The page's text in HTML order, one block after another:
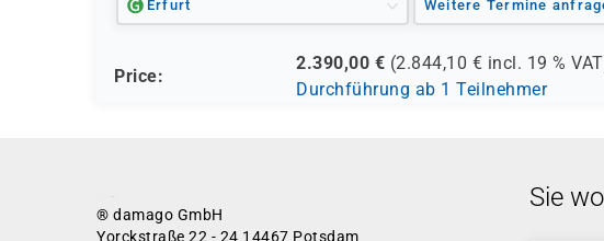
Erfurt Weitere Termine
Price:
2.390,00 € (2.844,10 € incl. 19 %
Durchführung ab 1 Teilnehmer
® damago GmbH
Yorckstraße 22 - 24 14467 Potsdam
Sie